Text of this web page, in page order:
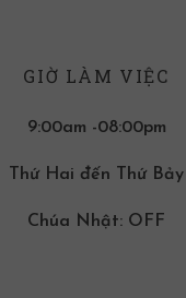
GIỜ LÀM VIỆC
9:00am -08:00pm
Thứ Hai đến Thứ Bảy
Chúa Nhật: OFF